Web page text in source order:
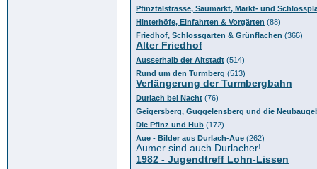
Pfinztalstrasse, Saumarkt, Markt- und
Hinterhöfe, Einfahrten & Vorgärten (88)
Friedhof, Schlossgarten & Grünflachen (366)
Alter Friedhof
Ausserhalb der Altstadt (514)
Rund um den Turmberg (513)
Verlängerung der Turmbergbahn
Durlach bei Nacht (76)
Geigersberg, Guggelensberg und die
Die Pfinz und Hub (172)
Aue - Bilder aus Durlach-Aue (262)
Aumer sind auch Durlacher!
1982 - Jugendtreff Lohn-Lissen